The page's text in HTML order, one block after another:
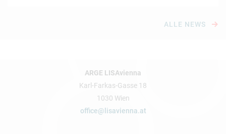
ALLE NEWS
ARGE LISAvienna
Karl-Farkas-Gasse 18
1030 Wien
office@lisavienna.at